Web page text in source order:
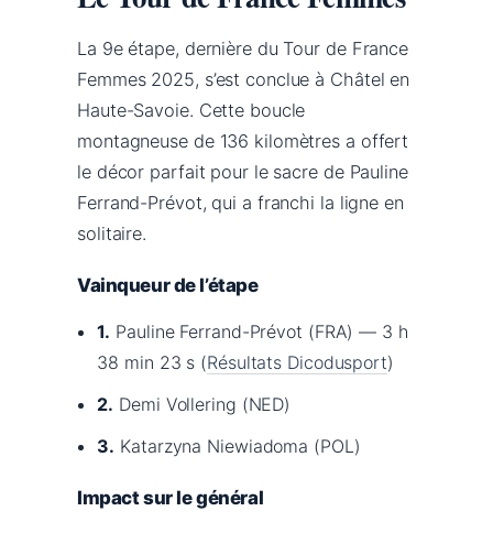
La 9e étape, dernière du Tour de France
Femmes 2025, s’est conclue à Châtel en
Haute-Savoie. Cette boucle
montagneuse de 136 kilomètres a offert
le décor parfait pour le sacre de Pauline
Ferrand-Prévot, qui a franchi la ligne en
solitaire.
Vainqueur de l’étape
1. Pauline Ferrand-Prévot (FRA) — 3 h
38 min 23 s (Résultats Dicodusport)
2. Demi Vollering (NED)
3. Katarzyna Niewiadoma (POL)
Impact sur le général